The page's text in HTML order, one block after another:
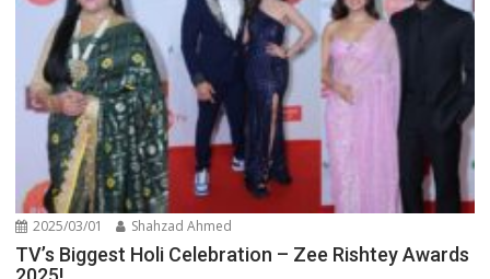
2025/03/01 Shahzad Ahmed
TV’s Biggest Holi Celebration – Zee Rishtey Awards